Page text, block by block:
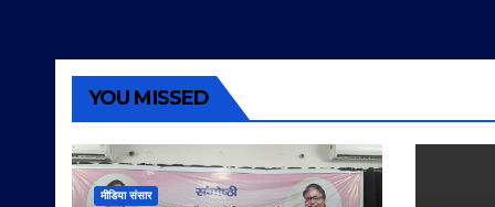
YOU MISSED
मीडिया संसार